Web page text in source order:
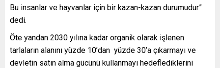
Bu insanlar ve hayvanlar için bir kazan-kazan durumudur”
dedi.
Öte yandan 2030 yılına kadar organik olarak işlenen
tarlaların alanını yüzde 10’dan yüzde 30’a çıkarmayı ve
devletin satın alma gücünü kullanmayı hedeflediklerini